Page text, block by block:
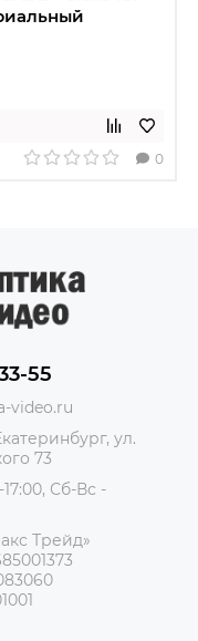
0
55
video.ru
ул.
73
Сб-Вс -
Трейд»